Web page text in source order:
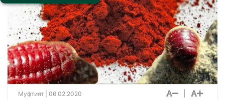
Муфтият | 06.02.2020